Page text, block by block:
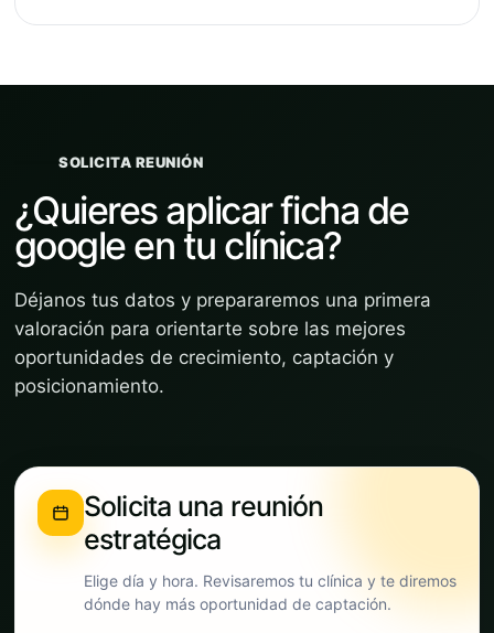
SOLICITA REUNIÓN
¿Quieres aplicar ficha de
google en tu clínica?
Déjanos tus datos y prepararemos una primera
valoración para orientarte sobre las mejores
oportunidades de crecimiento, captación y
posicionamiento.
Solicita una reunión
estratégica
Elige día y hora. Revisaremos tu clínica y te diremos
dónde hay más oportunidad de captación.